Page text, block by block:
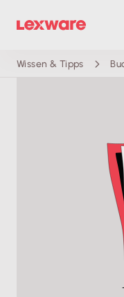
Wissen & Tipps